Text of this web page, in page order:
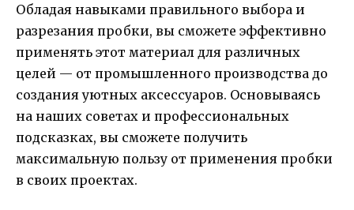
Обладая навыками правильного выбора и
разрезания пробки, вы сможете эффективно
применять этот материал для различных
целей — от промышленного производства до
создания уютных аксессуаров. Основываясь
на наших советах и профессиональных
подсказках, вы сможете получить
максимальную пользу от применения пробки
в своих проектах.